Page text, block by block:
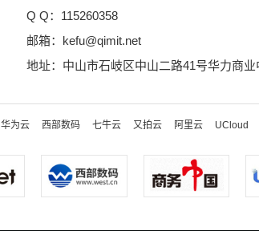
Q Q： 115260358
邮箱： kefu@qimit.net
地址：中山市石岐区中山二路41号华力商业
华为云 西部数码 七牛云 又拍云 阿里云 UCloud